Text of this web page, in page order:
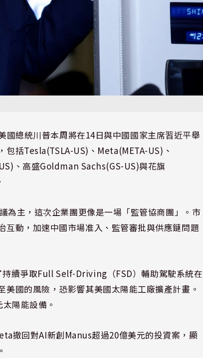
總統川普本周將在14日與中國國家主席習近平舉
括Tesla(TSLA-US)、Meta(META-US)、
、高盛Goldman Sachs(GS-US)與花旗
為主，這次企業團更像是一場「監管協商團」。市
動，加速中國市場准入、監管審批與供應鏈問題
續爭取Full Self-Driving（FSD）輔助駕駛系統在
國的風險，恐影響其美國太陽能工廠擴產計畫。
陽能設備。
撤回對AI新創Manus超過20億美元的投資案，顯